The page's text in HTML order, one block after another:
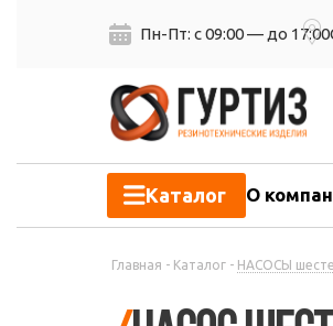
Пн-Пт: с 09:00 — до 17:00
Каталог О
Главная - Каталог - НАСОСЫ